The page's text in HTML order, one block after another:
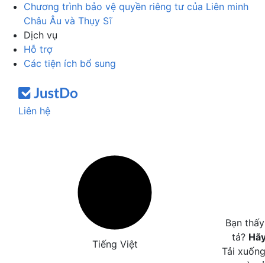
Chương trình bảo vệ quyền riêng tư của Liên minh
Châu Âu và Thụy Sĩ
Dịch vụ
Hỗ trợ
Các tiện ích bổ sung
Liên hệ
Tiếng Việt
Bạn
tả?
Tải